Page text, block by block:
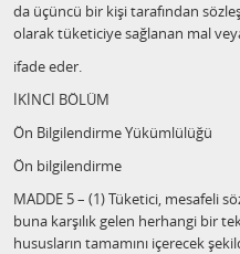
da üçüncü bir kişi tarafından
olarak tüketiciye sağlanan mal
ifade eder.
İKİNCİ BÖLÜM
Ön Bilgilendirme Yükümlülüğü
Ön bilgilendirme
MADDE 5 – (1) Tüketici, mesafeli
buna karşılık gelen herhangi bir
hususların tamamını içerecek